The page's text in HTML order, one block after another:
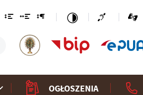
OGŁOSZENIA